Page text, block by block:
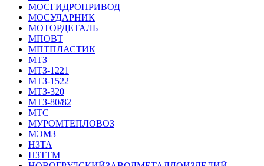
МОСГИДРОПРИВОД
МОСУДАРНИК
МОТОРДЕТАЛЬ
МПОВТ
МПТПЛАСТИК
МТЗ
МТЗ-1221
МТЗ-1522
МТЗ-320
МТЗ-80/82
МТС
МУРОМТЕПЛОВОЗ
МЭМЗ
НЗТА
НЗТТМ